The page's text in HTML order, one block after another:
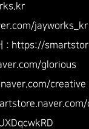
jayworks_kr
어 : https://
glorious
creative